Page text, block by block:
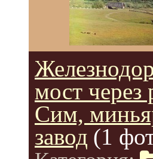
мост через
Сим,
завод (1